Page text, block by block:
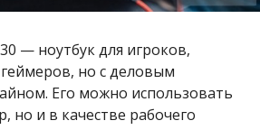
— ноутбук для игроков,
но с деловым
Его можно использовать
но и в качестве рабочего